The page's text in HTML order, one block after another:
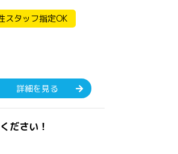
スタッフ指定OK
詳細を見る
ださい！